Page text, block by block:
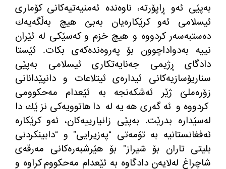
به‌پێی ئه‌و ڕاپۆرته‌، ناوه‌نده‌ ئه‌منیه‌تیه‌كانی كۆماری
ئیسلامی ئه‌و كرێكاره‌یان به‌بێ هیچ به‌ڵگه‌یه‌ك
ده‌ستبه‌سه‌ر كردووه‌ و هیچ خزم و كه‌سێكی له‌ ئێران
نییه‌ به‌دواداچوون بۆ په‌روه‌نده‌كه‌ی بكات. ئێستا
دادگای ڕژیمی جه‌نایه‌تكاری ئیسلامی به‌پێی
سناریۆسازیه‌كانی ئیداره‌ی ئیتلاعات و دانپێدانانی
زۆره‌ملێ ژێر ئه‌شكه‌نجه به ‌ئێعدام مه‌حكوومی
كردووه‌ و ئه‌گه‌ری هه‌یه‌ له‌ داهاتوویه‌كی نزێك دا
له‌سێداره‌ بدرێت. به‌پێی زانیارییه‌كان، ئه‌و كرێكاره‌
ئه‌فغانستانیه‌ به‌ تۆمه‌تی “په‌زیرایی” و “دابینكردنی
بلیتی تاران بۆ شیراز” بۆ هێرشبه‌ره‌كانی مه‌رقه‌ی
شاچراغ له‌لایه‌ن دادگاوه‌ به‌ ئێعدام مه‌حكووم كراوه‌ و